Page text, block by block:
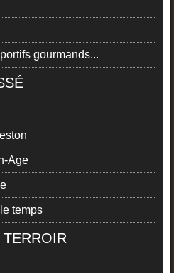
gourmands...
Age
temps